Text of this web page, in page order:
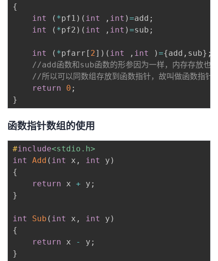
{
int
( *pf1 ) ( int , int )=add ;
int
( *pf2 ) ( int , int )=sub ;
int ( *pfarr [ 2] ) ( int , int )={add , sub} ;
//add函数和sub函数的形参因为一样，内存存放也
//所以可以同数组存放到函数指针，故叫做函数指针
return
0 ;
}
函数指针数组的使用
#include<stdio.h>
int
Add ( int x , int y )
{
return x + y ;
}
int Sub ( int x , int y )
{
return x - y ;
}